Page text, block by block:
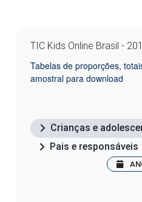
TIC Kids Online Brasil -
Tabelas de proporções,
amostral para download
Crianças e
Pais e responsáveis